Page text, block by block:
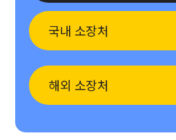
국내 소장처
간송 미술 문화 재단
국립 고궁 박물관
해외 소장처